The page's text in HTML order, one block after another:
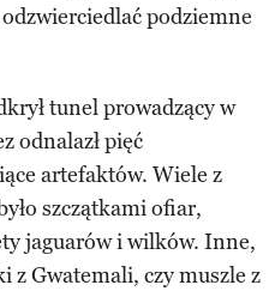
podziemne
tunel prowadzący w
odnalazł pięć
artefaktów. Wiele z
szczątkami ofiar,
jaguarów i wilków. Inne,
z Gwatemali, czy muszle z